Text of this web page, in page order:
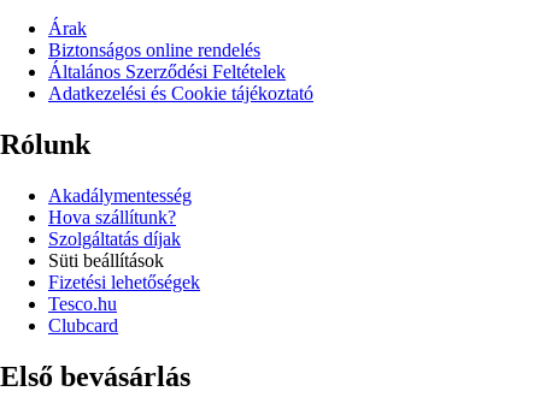
Árak
Biztonságos online rendelés
Általános Szerződési Feltételek
Adatkezelési és Cookie tájékoztató
Rólunk
Akadálymentesség
Hova szállítunk?
Szolgáltatás díjak
Süti beállítások
Fizetési lehetőségek
Tesco.hu
Clubcard
Első bevásárlás